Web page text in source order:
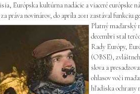
Európska kultúrna nadácie a viaceré
práva novinárov, do apríla 2011 zastával funkciu
Platný maďarský
decembri stal
Rady Európy,
(OBSE),
slova a
ohlasov voči
hľadiska ochrany